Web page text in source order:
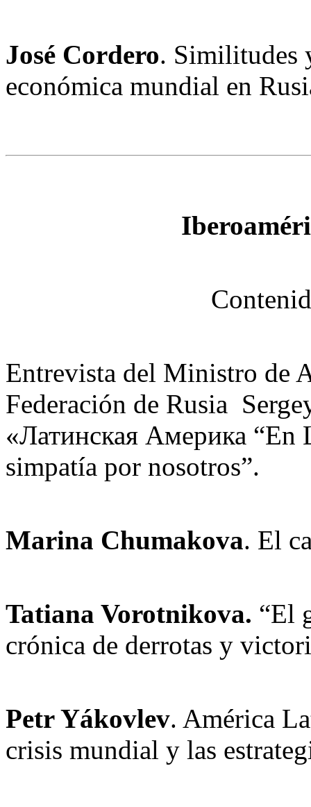
José Cordero. Similitudes
económica mundial en
Entrevista del Ministro de
Federación de Rusia
«Латинская Америка “En
simpatía por nosotros”.
Marina Chumakova. El
Tatiana Vorotnikova. “El
crónica de derrotas y
Petr Yákovlev. América
crisis mundial y las